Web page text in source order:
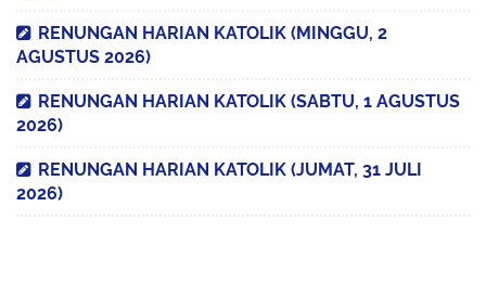
RENUNGAN HARIAN KATOLIK (MINGGU, 2
AGUSTUS 2026)
RENUNGAN HARIAN KATOLIK (SABTU, 1 AGUSTUS
2026)
RENUNGAN HARIAN KATOLIK (JUMAT, 31 JULI
2026)